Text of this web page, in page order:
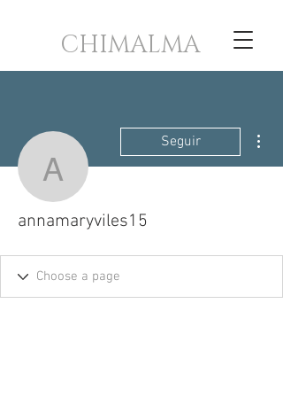
CHIMALMA
annamaryviles15
Seguir
annamaryviles15